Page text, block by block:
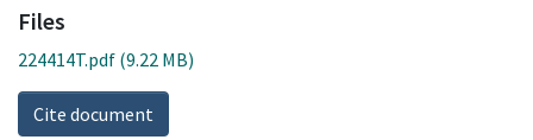
Files
224414T.pdf (9.22 MB)
Cite document